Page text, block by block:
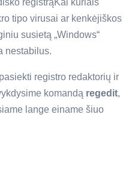
tipo virusai ar kenkėjiškos
susietą „Windows“
nestabilus.
registro redaktorių ir
komandą regedit,
lange einame šiuo